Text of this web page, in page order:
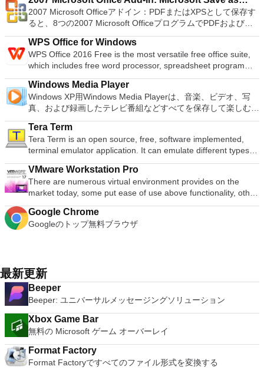
した。 高解像度グラフィックス：PCSX2を使用すると、
1080pまたは4K HDでゲームをプレイできます。 全体とし
ゲームを高い精度でエミュレートでき、Windowsとエミュレ
ーターを切り替えることができます。欠点は、高速ゲームに苦
労し、時々フリーズまたはクラッシュすることです。* PCSX2
を使用するには、コンソールから抽出できるPlaystation 2
BIOSが必要です。
gNewSense、Hiren&#39;s Boot CD、LiveXP、Knoppix、
Kubuntu、Linux Mint、NT Password Registry Editor、
OpenSUSE、Parted Magic、Slackware、Tails、Trinity
Rescue Kit、Ubuntu、Ultimate Boot CD、Windows XP（SP2
以降）、Windows Server 2003 R2、Windows Vista、
Windows 7、Windows 8。 *このリストは完全ではありませ
ア語、マレーシア語、セシュティナ、ダンスク、ドイツ語、英
語、スペイン語、フランス語、フルバツキー、イタリア語、ラ
トヴィエシュ、リエトゥビウ、マジャール、オランダ、ノルス
ク、ポルスキ、ポルトガル、ポルトガル、スロヴェンスキー、
スロベンツキー、スロヴェンスキーSrpski、Suomi、
Svenska、Türkçe。
し、指示に従ってください。オプションで、Windowsでのリ
モート展開に使用可能なMSIがあります。デスクトッププラッ
トフォームにVNC Viewerをインストールする権限がない場合
は、スタンドアロンオプションを選択する必要があります。
主な機能は次のとおりです。 クラウドサービスを介してVNC
Connectを実行しているコンピューターに接続します。 Apple
Screen Sharing（ARD）などのサードパーティ製のVNC互換
ソフトウェアを実行しているコンピューターに直接接続しま
す。 各デバイスでVNC Viewerにサインインして、すべてのデ
バイス間の接続をバックアップおよび同期します。 仮想キー
の高度なキーが含まれています。 Bluetoothキーボードのサポ
ート。 VNC Connectサブスクリプションには、無料、有料、
試用の3つのバージョンがあります。 制御する必要のあるマシ
ンごとに、RealVNCのWebサイトにアクセスして、各コンピ
ューターにVNC Connectをダウンロードするだけです。次
に、RealVNCアカウントの資格情報を使用して、ローカルマ
シンでVNC Viewerにサインインします。そこから、コンピュ
ーターを確認して接続できます。 VNC Connectを使用する
と、セッションはエンドツーエンドで暗号化されます。アプリ
はすぐに各コンピューターをパスワードで保護します。コンピ
ダウンロード
要なエンターテイメントの仲間です。 Ultra HD HDR TVとサ
ラウンドサウンドシステムの可能性を解き放ち、360°ビデオ
の増え続けるコレクションへのアクセスで仮想世界に没頭する
か、PCまたはラップトップでの比類のない再生サポートと独
自の強化により、どこにいても簡単にリラックスできます。
新機能は次のとおりです。 4K DHR向けに最適化 Ultra HD
Blu-ray、4K、HEVC / H.265およびHDR10コンテンツをサポー
ト全画面モードで21：9モニターで2.35：1の映画を見る常時
オンのミニビューでYouTubeライブを見る YouTubeおよび
Vimeoで4K HDRおよび360ビデオを再生 VRエクスペリエンス
の向上：Microsoft Mixed Realityヘッドセット、HTC、VIVE、
およびOculus Riftをサポート Fire TVとキャストのサポート
注：これは商用トライアルです。
PDF or XPS
2007 Microsoft Officeアドイン：PDFまたはXPSとして保存す
ると、8つの2007 Microsoft OfficeプログラムでPDFおよび
XPS形式にエクスポートして保存できます。このツールを使用
すると、これらのプログラムのサブセットでPDF形式および
XPS形式の電子メール添付ファイルとして送信することもでき
ます（特定の機能はプログラムによって異なります）。 この
ダウンロードは、次のOfficeプログラムで動作します。
Microsoft Office Access 2007。 Microsoft Office Excel 2007。
Microsoft Office InfoPath 2007。 Microsoft Office OneNote
2007。 Microsoft Office PowerPoint 2007。 Microsoft Office
Publisher 2007。 Microsoft Office Visio 2007。 Microsoft
Office Word 2007。 2007 Microsoft Officeプログラムのこの
Microsoft Save as PDFまたはXPSアドインは、2007 Microsoft
Office systemソフトウェアの補足条項であり、2007 Microsoft
Office systemソフトウェアのライセンス条項の対象となりま
す。 システム要件：サポートされているオペレーティングシ
ステム。 Windows Server 2003、Windows Vista、Windows
WPS Office for Windows
WPS Office 2016 Free is the most versatile free office suite,
which includes free word processor, spreadsheet program
and presentation maker. With these three programs you will
easily be able to deal with any office related tasks. WPS
Office 2016 Free has multiple language support for English,
French, German, Spanish, Portuguese,Russian and Polish
languages. To switch between languages requires only a
single click! Despite being a free suite, WPS Office comes
with many innovative features, such as the paragraph
adjustment tool and multiple tabbed feature. It also has a PDF
converter, spell check and word count feature. WPS Office
2016 Personal Edition supports switching language UI,File
Roaming and Docer online templates. Key features include:
Writer Efficient word processor. Presentation Multimedia
presentations creator. Spreadsheets Powerful tool for data
processing and analysis. 100% compatible with MS Office
Although it is a free suite, WPS Office 2016 Free comes with
many innovative features, including a useful a paragraph
adjustment tool int he Writer program. It has an Office to PDF
converter, automatic spell checking and word count features.
It also has some neat tools such as the Watermark in
document, and converting PowerPoint to Word document
support. Overall, WPS Office 2016 Free is a good alternative
to Microsoft's offering. The Writer program is a versatile word
processor; the Presentation program is an easy to use and
effective slide show maker that helps you to create impressive
Windows Media Player
Windows XP用Windows Media Playerは、音楽、ビデオ、写
真、および録画したテレビ番組などすべてを保存して楽しむ最
適な機能を搭載しています。 再生、表示、外出先で楽しむた
めのポータブル デバイスとの同期、さらには家中のデバイス
との共有も、すべて1か所で行えます。 シンプルなデザイン -
まったく新しい外観でデジタル エンターテイメントを楽しめ
ます。 大好きな音楽をより多く - デジタル音楽体験がさらに
楽しくなります。 エンターテイメントをすべて1つの場所に -
音楽、ビデオ、写真、録画したテレビ番組をすべて保存して楽
しめます。 どこでも楽しめる - どこにいても音楽、ビデオ、
写真にアクセスできます。
Tera Term
Tera Term is an open source, free, software implemented,
terminal emulator application. It can emulate different types of
computer terminals, from DEC VT100 to DEC VT382, and it
supports telnet, SSH 1 & 2 and serial port connections. It also
has a built-in macro scripting language and some other useful
plugins. Key features include: Automatically creates logs with
unique log names. Supports SSH, standard telnet and serial
ports. Supports dec/digital/vt terminal standards. Tera Term is
a useful application, which allows the connection to any
system resources. So, if you need a free terminal emulator,
which is easy to master and supports remote Telnet or SSH
host connections then Tera Term is a good choice.
VMware Workstation Pro
There are numerous virtual environment provides on the
market today, some put ease of use above functionality, other
place integration above stability. VMware Workstation Pro is
the easiest to use, the fastest and the most reliable app when
it comes to evaluating a new OS, or new software apps and
anywhere on VMware software. vSphere and vCloud Air
Support - Drag and drop VMs between environments.
Restricted and Encrypted VMs - Protection and performance
enhancements. Expiring Virtual Machines - Time-limited
virtual machines. Latest Hardware Support - Broadwell and
Haswell CPU support. Enterprise Quality Virtual Machines -
16 vCPUs, 8TB virtual disks, and 64GB memory. Enhanced
IPv6 Support - IPv6-to-IPv4 NAT (6to4 and 4to6). Virtual
Machine Video Memory - Up to 2GB. Enhanced Connectivity -
Google Chrome
Googleのトップ無料ブラウザ
最新更新
Beeper
Beeper: ユニバーサルメッセージングソリューション
Xbox Game Bar
無料の Microsoft ゲーム オーバーレイ
Format Factory
Format Factoryですべてのファイル形式を変換する